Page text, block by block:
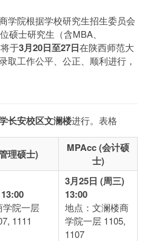
学院根据学校研究生招生委员会
硕士研究生（含MBA、
于3月20日至27日在陕西师范大
取工作公平、公正、顺利进行，
长安校区文澜楼进行。表格
理硕士)
MPAcc (会计硕
士)
学院一层
1111
3月25日 (周三)
13:00
地点：文澜楼商
学院一层 1105,
1107